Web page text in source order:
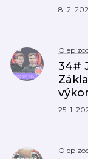
8. 2.
O
34#
25. 1.
O